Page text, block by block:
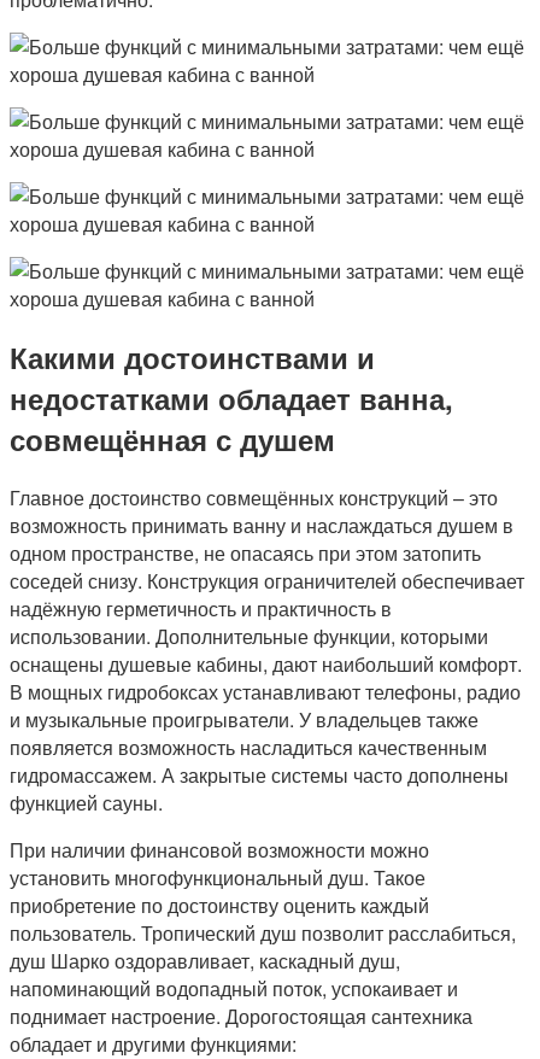
Какими достоинствами и
недостатками обладает ванна,
совмещённая с душем
Главное достоинство совмещённых конструкций – это
возможность принимать ванну и наслаждаться душем в
одном пространстве, не опасаясь при этом затопить
соседей снизу. Конструкция ограничителей обеспечивает
надёжную герметичность и практичность в
использовании. Дополнительные функции, которыми
оснащены душевые кабины, дают наибольший комфорт.
В мощных гидробоксах устанавливают телефоны, радио
и музыкальные проигрыватели. У владельцев также
появляется возможность насладиться качественным
гидромассажем. А закрытые системы часто дополнены
функцией сауны.
При наличии финансовой возможности можно
установить многофункциональный душ. Такое
приобретение по достоинству оценить каждый
пользователь. Тропический душ позволит расслабиться,
душ Шарко оздоравливает, каскадный душ,
напоминающий водопадный поток, успокаивает и
поднимает настроение. Дорогостоящая сантехника
обладает и другими функциями: